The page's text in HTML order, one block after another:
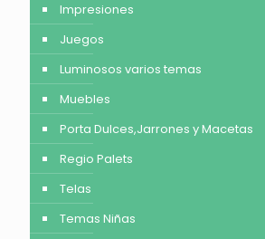
Impresiones
Juegos
Luminosos varios temas
Muebles
Porta Dulces,Jarrones y Macetas
Regio Palets
Telas
Temas Niñas